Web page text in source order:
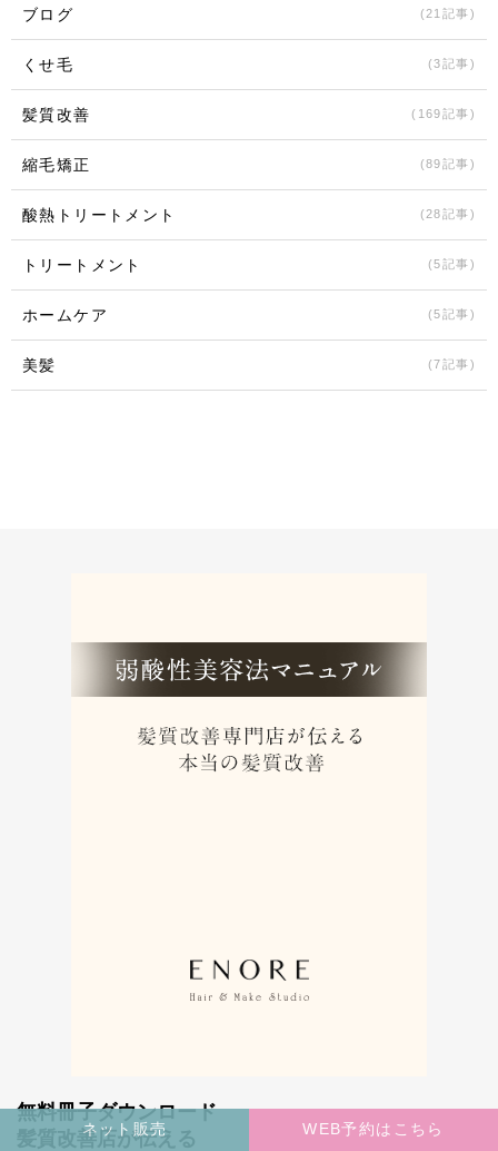
ブログ (21記事)
くせ毛 (3記事)
髪質改善 (169記事)
縮毛矯正 (89記事)
酸熱トリートメント (28記事)
トリートメント (5記事)
ホームケア (5記事)
美髪 (7記事)
無料冊子ダウンロード
髪質改善店が伝える
ネット販売 WEB予約はこちら